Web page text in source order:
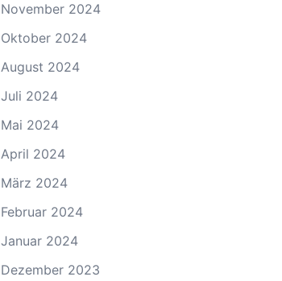
November 2024
Oktober 2024
August 2024
Juli 2024
Mai 2024
April 2024
März 2024
Februar 2024
Januar 2024
Dezember 2023